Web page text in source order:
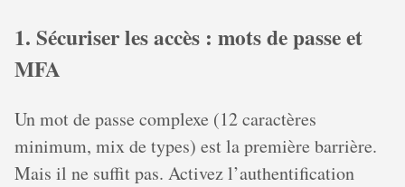
1. Sécuriser les accès : mots de passe et
MFA
Un mot de passe complexe (12 caractères
minimum, mix de types) est la première barrière.
Mais il ne suffit pas. Activez l’authentification